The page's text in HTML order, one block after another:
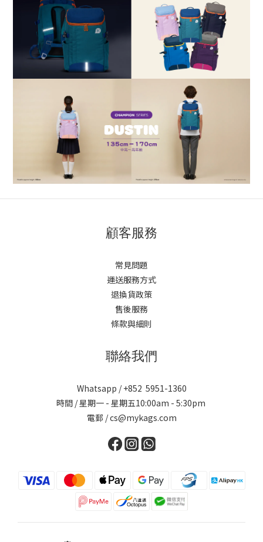
顧客服務
常見問題
運送服務方式
退換貨政策
售後服務
條款與細則
聯絡我們
Whatsapp / +852 5951-1360
時間 / 星期一 - 星期五10:00am - 5:30pm
電郵 / cs@mykags.com